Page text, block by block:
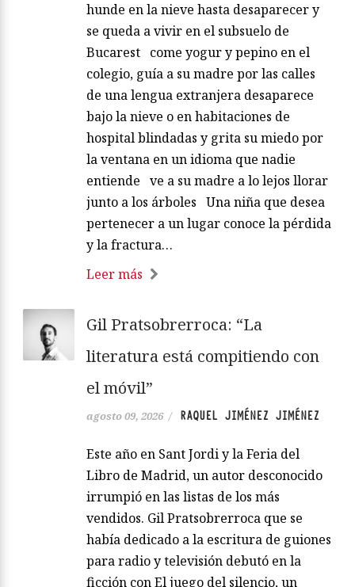
hunde en la nieve hasta desaparecer y
se queda a vivir en el subsuelo de
Bucarest come yogur y pepino en el
colegio, guía a su madre por las calles
de una lengua extranjera desaparece
bajo la nieve o en habitaciones de
hospital blindadas y grita su miedo por
la ventana en un idioma que nadie
entiende ve a su madre a lo lejos llorar
junto a los árboles Una niña que desea
pertenecer a un lugar conoce la pérdida
y la fractura…
Leer más
Gil Pratsobrerroca: “La
literatura está compitiendo con
el móvil”
agosto 09, 2026 / RAQUEL JIMÉNEZ JIMÉNEZ
Este año en Sant Jordi y la Feria del
Libro de Madrid, un autor desconocido
irrumpió en las listas de los más
vendidos. Gil Pratsobrerroca que se
había dedicado a la escritura de guiones
para radio y televisión debutó en la
ficción con El juego del silencio, un